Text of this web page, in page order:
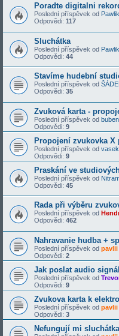
Poradte digitalni
Poslední příspěvek od Pawlik
Odpovědi: 117
Sluchátka
Poslední příspěvek od Pawlik
Odpovědi: 44
Stavíme hudební
Poslední příspěvek od
Odpovědi: 35
Zvuková karta -
Poslední příspěvek od
Odpovědi: 9
Propojení zvukovka X
Poslední příspěvek od
Odpovědi: 9
Praskání ve
Poslední příspěvek od
Odpovědi: 45
Rada při výběru
Poslední příspěvek od
Odpovědi: 462
Nahravanie hudba +
Poslední příspěvek od pavlii
Odpovědi: 2
Jak poslat audio
Poslední příspěvek od
Odpovědi: 9
Zvukova karta k
Poslední příspěvek od pavlii
Odpovědi: 3
Nefungují mi